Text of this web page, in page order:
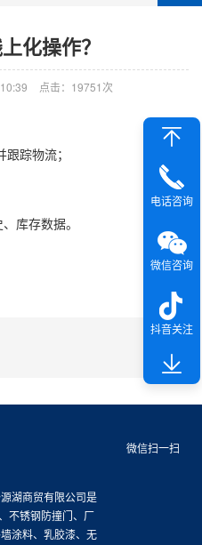
化操作？
点击：19751次
踪物流；
库存数据。
微信扫一扫
湖商贸有限公司是
不锈钢防撞门、厂
涂料、乳胶漆、无
电话咨询
微信咨询
抖音关注